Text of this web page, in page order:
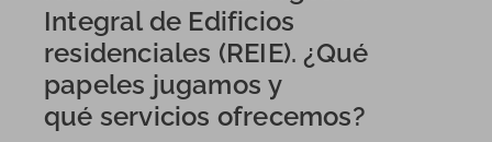
Integral de Edificios
residenciales (REIE). ¿Qué
papeles jugamos y
qué servicios ofrecemos?